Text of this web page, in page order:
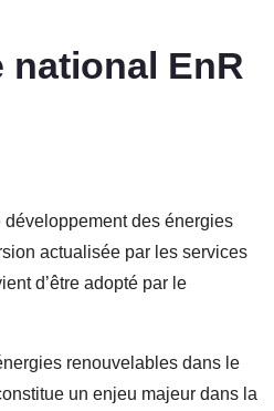
national EnR
développement des énergies
actualisée par les services
d’être adopté par le
renouvelables dans le
un enjeu majeur dans la